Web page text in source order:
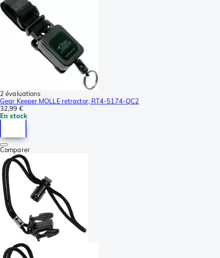
2 évaluations
Gear Keeper MOLLE retractor, RT4-5174-QC2
32,99 €
En stock
Comparer